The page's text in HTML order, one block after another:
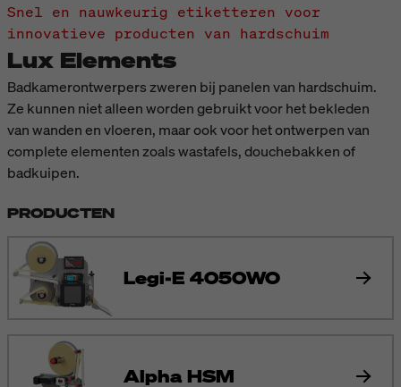
Snel en nauwkeurig etiketteren voor
innovatieve producten van hardschuim
Lux Elements
Badkamerontwerpers zweren bij panelen van hardschuim.
Ze kunnen niet alleen worden gebruikt voor het bekleden
van wanden en vloeren, maar ook voor het ontwerpen van
complete elementen zoals wastafels, douchebakken of
badkuipen.
PRODUCTEN
Legi-E 4050WO
Alpha HSM